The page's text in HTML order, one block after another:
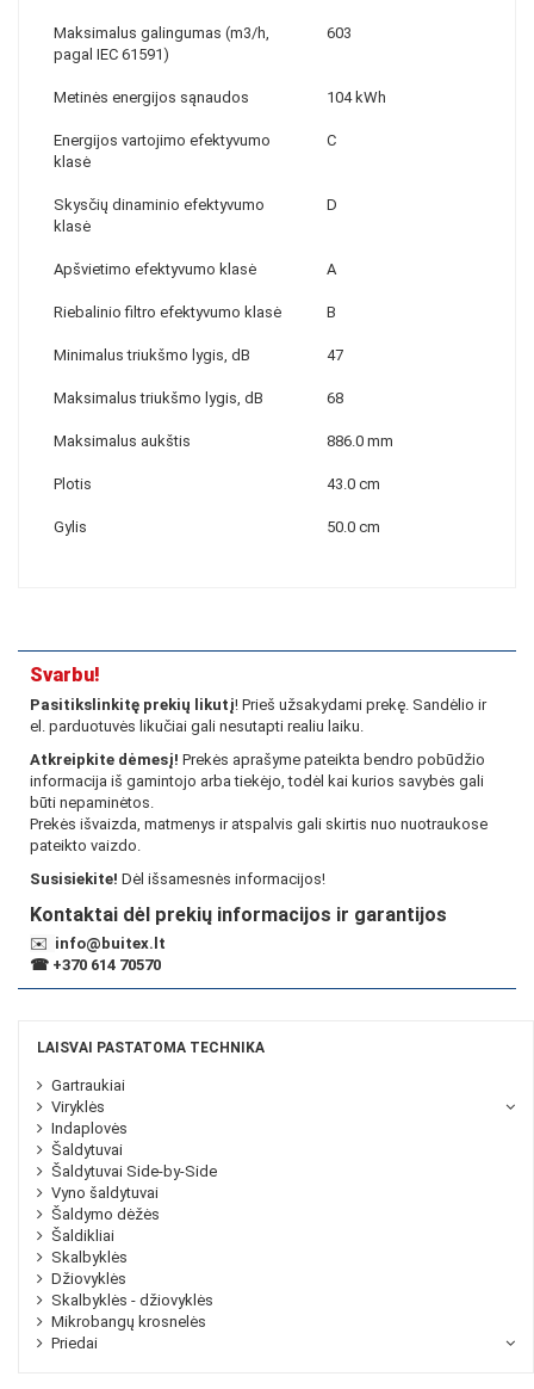
Maksimalus galingumas (m3/h,
pagal IEC 61591)
603
Metinės energijos sąnaudos 104 kWh
Energijos vartojimo efektyvumo
klasė
C
Skysčių dinaminio efektyvumo
klasė
D
Apšvietimo efektyvumo klasė A
Riebalinio filtro efektyvumo klasė B
Minimalus triukšmo lygis, dB 47
Maksimalus triukšmo lygis, dB 68
Maksimalus aukštis 886.0 mm
Plotis 43.0 cm
Gylis 50.0 cm
Svarbu!
Pasitikslinkitę prekių likutį! Prieš užsakydami prekę. Sandėlio ir
el. parduotuvės likučiai gali nesutapti realiu laiku.
Atkreipkite dėmesį! Prekės aprašyme pateikta bendro pobūdžio
informacija iš gamintojo arba tiekėjo, todėl kai kurios savybės gali
būti nepaminėtos.
Prekės išvaizda, matmenys ir atspalvis gali skirtis nuo nuotraukose
pateikto vaizdo.
Susisiekite! Dėl išsamesnės informacijos!
Kontaktai dėl prekių informacijos ir garantijos
✉️ info@buitex.lt
☎ +370 614 70570
LAISVAI PASTATOMA TECHNIKA
Gartraukiai
Viryklės
Indaplovės
Šaldytuvai
Šaldytuvai Side-by-Side
Vyno šaldytuvai
Šaldymo dėžės
Šaldikliai
Skalbyklės
Džiovyklės
Skalbyklės - džiovyklės
Mikrobangų krosnelės
Priedai